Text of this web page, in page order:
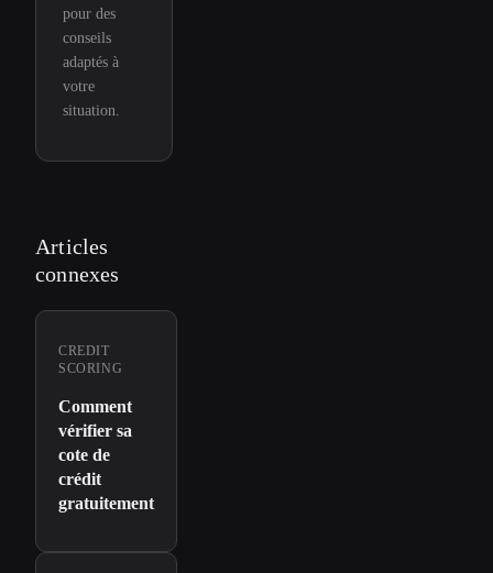
pour des
conseils
adaptés à
votre
situation.
Articles
connexes
CREDIT
SCORING
Comment
vérifier sa
cote de
crédit
gratuitement